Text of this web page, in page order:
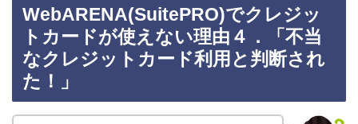
WebARENA(SuitePRO)でクレジッ
トカードが使えない理由４．「不当
なクレジットカード利用と判断され
た！」